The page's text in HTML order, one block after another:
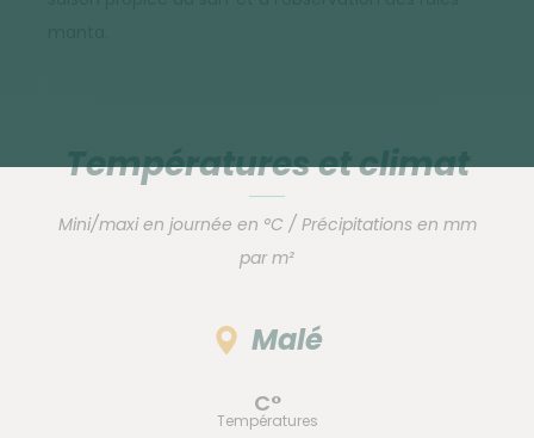
Températures et climat
Mini/maxi en journée en °C / Précipitations en mm
par m²
Malé
C°
Températures